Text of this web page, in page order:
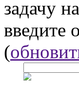
задачу
введите
(